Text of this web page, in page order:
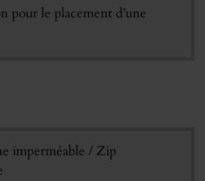
pour le placement d’une
imperméable / Zip